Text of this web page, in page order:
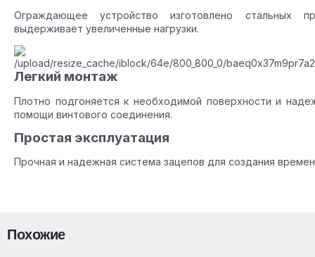
Ограждающее устройство изготовлено стальных
выдерживает увеличенные нагрузки.
Легкий монтаж
Плотно подгоняется к необходимой поверхности и
помощи винтового соединения.
Простая эксплуатация
Прочная и надежная система зацепов для создания
Похожие